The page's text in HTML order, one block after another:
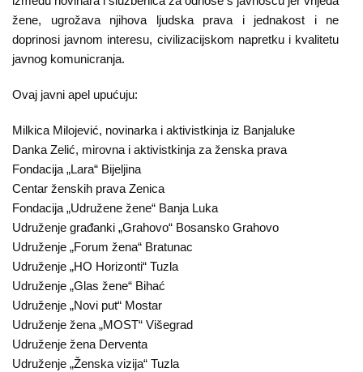
žene, ugrožava njihova ljudska prava i jednakost i ne
doprinosi javnom interesu, civilizacijskom napretku i kvalitetu
javnog komunicranja.
Ovaj javni apel upućuju:
Milkica Milojević, novinarka i aktivistkinja iz Banjaluke
Danka Zelić, mirovna i aktivistkinja za ženska prava
Fondacija „Lara“ Bijeljina
Centar ženskih prava Zenica
Fondacija „Udružene žene“ Banja Luka
Udruženje građanki „Grahovo“ Bosansko Grahovo
Udruženje „Forum žena“ Bratunac
Udruženje „HO Horizonti“ Tuzla
Udruženje „Glas žene“ Bihać
Udruženje „Novi put“ Mostar
Udruženje žena „MOST“ Višegrad
Udruženje žena Derventa
Udruženje „Ženska vizija“ Tuzla